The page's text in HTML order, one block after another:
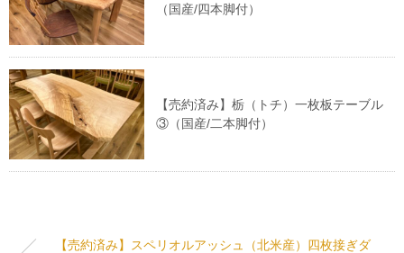
（国産/四本脚付）
【売約済み】栃（トチ）一枚板テーブル
③（国産/二本脚付）
【売約済み】スペリオルアッシュ（北米産）四枚接ぎダ